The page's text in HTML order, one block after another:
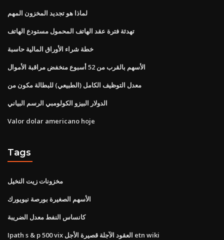
لماذا هو تجديد المخزون المهم
تهدئة فترة عقد الهاتف المحمول مستودع الهاتف
خطة شراء الأوراق المالية حاسبة
الأسهم بالقرب من 52 أسبوع منخفض مراقبة الأموال
معدل التوظيف الكامل (الطبيعي) للبطالة مكون من
الدولار البيزو الكولومبي الرسم البياني
Valor dolar americano hoje
Tags
مخزونات زيت النخيل
الأسهم الصغيرة بورصة نيويورك
كانساس النفط معدل الضريبة
Ipath s & p 500 vix العقود الآجلة قصيرة الأجل etn wiki